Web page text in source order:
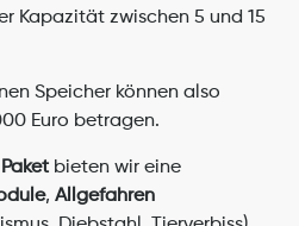
Kapazität zwischen 5 und 15
Speicher können also
Euro betragen.
, Allgefahren